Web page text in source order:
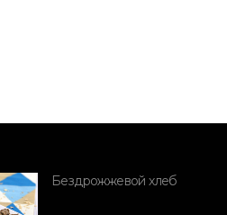
Бездрожжевой хлеб
ПОРОДЫ СВИНЕЙ